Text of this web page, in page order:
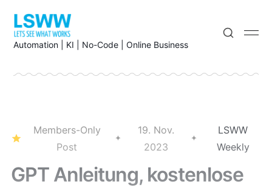
Automation | KI | No-Code | Online Business
Members-Only
Post
19. Nov.
2023
LSWW
Weekly
GPT Anleitung, kostenlose